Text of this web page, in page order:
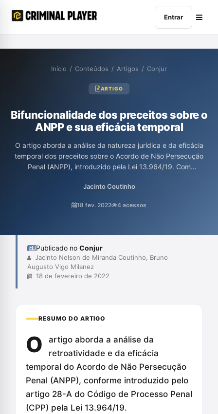
Entrar
Início / Conteúdos / Artigos / Conjur
ARTIGO
Bifuncionalidade dos preceitos sobre o
ANPP e sua eficácia temporal
O artigo aborda a análise da natureza jurídica e da eficácia
temporal dos preceitos sobre o Acordo de Não Persecução
Penal (ANPP), introduzido pela Lei 13.964/19. Com
preceitos, destacando os critérios de aplicação distintos entre
necessidade de retroatividade das normas relacionadas ao
Jacinto Coutinho
18 fev. 2022 4 acessos
Publicado no Conjur
Jacinto Nelson de Miranda Coutinho, Bruno
Augusto Vigo Milanez
18 de fevereiro de 2022
RESUMO DO ARTIGO
O
artigo aborda a análise da
retroatividade e da eficácia
temporal do Acordo de Não Persecução
Penal (ANPP), conforme introduzido pelo
artigo 28-A do Código de Processo Penal
(CPP) pela Lei 13.964/19.